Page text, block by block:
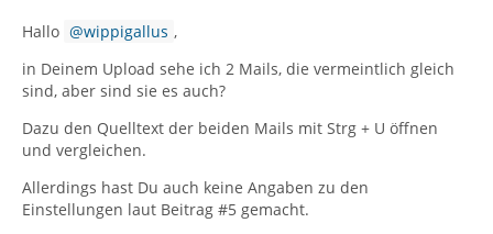
Hallo wippigallus ,
in Deinem Upload sehe ich 2 Mails, die vermeintlich gleich
sind, aber sind sie es auch?
Dazu den Quelltext der beiden Mails mit Strg + U öffnen
und vergleichen.
Allerdings hast Du auch keine Angaben zu den
Einstellungen laut Beitrag #5 gemacht.